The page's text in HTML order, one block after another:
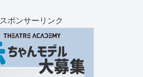
スポンサーリンク